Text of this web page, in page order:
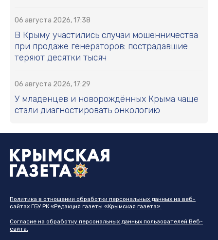
06 августа 2026, 17:38
В Крыму участились случаи мошенничества
при продаже генераторов: пострадавшие
теряют десятки тысяч
06 августа 2026, 17:29
У младенцев и новорождённых Крыма чаще
стали диагностировать онкологию
Политика в отношении обработки персональных данных на веб-
сайтах ГБУ РК «Редакция газеты «Крымская газета».
Согласие на обработку персональных данных пользователей Веб-
сайта.